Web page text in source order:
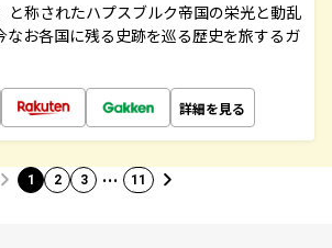
と称されたハプスブルク帝国の栄光と動乱
なお各国に残る史跡を巡る歴史を旅するガ
詳細を見る
1 2 3 … 11